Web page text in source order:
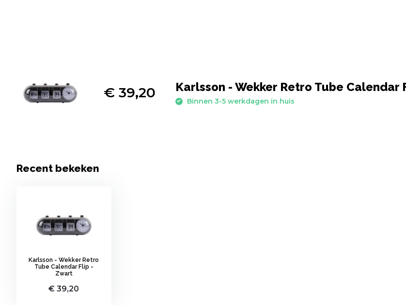
€ 39,20 Karlsson - Wekker Retro Tube Calendar
Binnen 3-5 werkdagen in huis
Recent bekeken
Karlsson - Wekker Retro
Tube Calendar Flip -
Zwart
€ 39,20